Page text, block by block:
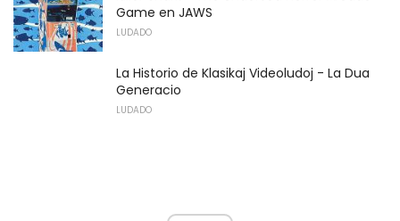
Game en JAWS
LUDADO
La Historio de Klasikaj Videoludoj - La Dua
Generacio
LUDADO